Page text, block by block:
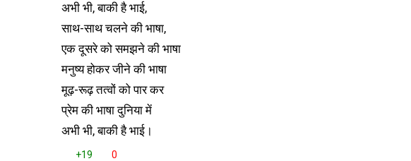
अभी भी, बाकी है भाई,
साथ-साथ चलने की भाषा,
एक दूसरे को समझने की भाषा
मनुष्य होकर जीने की भाषा
मूढ़-रूढ़ तत्वों को पार कर
प्रेम की भाषा दुनिया में
अभी भी, बाकी है भाई।
+19 0